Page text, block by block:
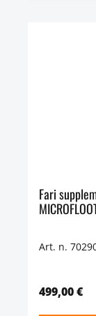
Fari
Art. n.
499,00 €